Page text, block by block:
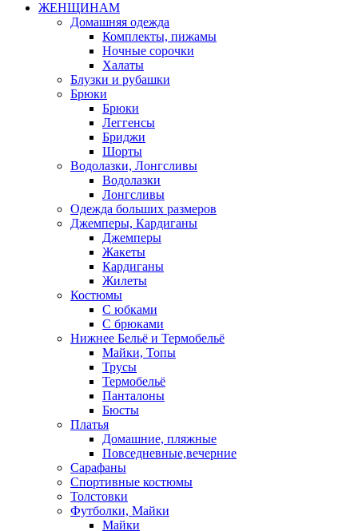
ЖЕНЩИНАМ
Домашняя одежда
Комплекты, пижамы
Ночные сорочки
Халаты
Блузки и рубашки
Брюки
Брюки
Леггенсы
Бриджи
Шорты
Водолазки, Лонгсливы
Водолазки
Лонгсливы
Одежда больших размеров
Джемперы, Кардиганы
Джемперы
Жакеты
Кардиганы
Жилеты
Костюмы
С юбками
С брюками
Нижнее Бельё и Термобельё
Майки, Топы
Трусы
Термобельё
Панталоны
Бюсты
Платья
Домашние, пляжные
Повседневные,вечерние
Сарафаны
Спортивные костюмы
Толстовки
Футболки, Майки
Майки